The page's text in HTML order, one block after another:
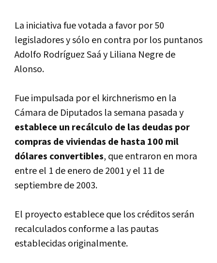
La iniciativa fue votada a favor por 50
legisladores y sólo en contra por los puntanos
Adolfo Rodrí­guez Saá y Liliana Negre de
Alonso.
Fue impulsada por el kirchnerismo en la
Cámara de Diputados la semana pasada y
establece un recálculo de las deudas por
compras de viviendas de hasta 100 mil
dólares convertibles, que entraron en mora
entre el 1 de enero de 2001 y el 11 de
septiembre de 2003.
El proyecto establece que los créditos serán
recalculados conforme a las pautas
establecidas originalmente.